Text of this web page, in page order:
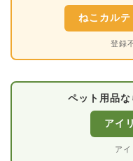
ねこカルテ
登録
ペット用品
アイ
ア